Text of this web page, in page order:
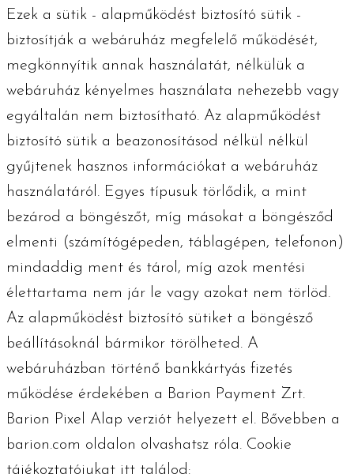
Ezek a sütik - alapműködést biztosító sütik -
biztosítják a webáruház megfelelő működését,
megkönnyítik annak használatát, nélkülük a
webáruház kényelmes használata nehezebb vagy
egyáltalán nem biztosítható. Az alapműködést
biztosító sütik a beazonosításod nélkül nélkül
gyűjtenek hasznos információkat a webáruház
használatáról. Egyes típusuk törlődik, a mint
bezárod a böngészőt, míg másokat a böngésződ
elmenti (számítógépeden, táblagépen, telefonon)
mindaddig ment és tárol, míg azok mentési
élettartama nem jár le vagy azokat nem törlöd.
Az alapműködést biztosító sütiket a böngésző
beállításoknál bármikor törölheted. A
webáruházban történő bankkártyás fizetés
működése érdekében a Barion Payment Zrt.
Barion Pixel Alap verziót helyezett el. Bővebben a
barion.com oldalon olvashatsz róla. Cookie
tájékoztatójukat itt találod: